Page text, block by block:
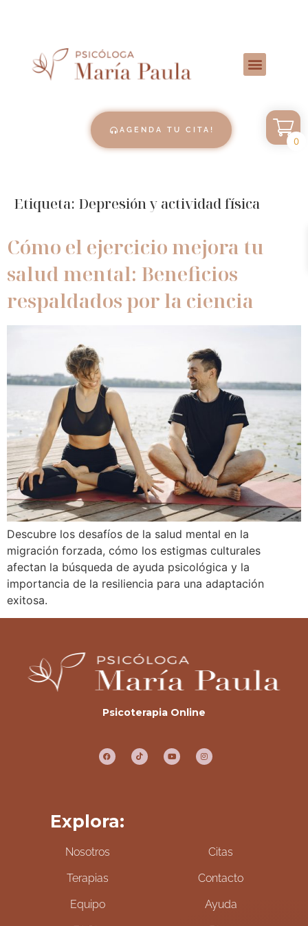
AGENDA TU CITA!
Etiqueta: Depresión y actividad física
Cómo el ejercicio mejora tu
salud mental: Beneficios
respaldados por la ciencia
Descubre los desafíos de la salud mental en la
migración forzada, cómo los estigmas culturales
afectan la búsqueda de ayuda psicológica y la
importancia de la resiliencia para una adaptación
exitosa.
Psicoterapia Online
Explora:
Nosotros
Terapias
Equipo
Citas
Contacto
Ayuda
0